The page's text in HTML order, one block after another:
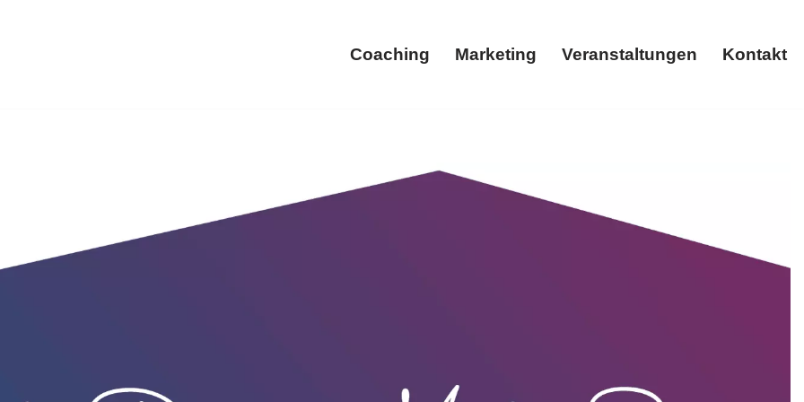
Coaching Marketing Veranstaltungen Kontakt